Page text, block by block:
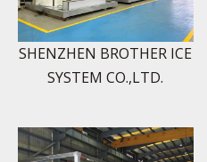
SHENZHEN BROTHER ICE
SYSTEM CO.,LTD.